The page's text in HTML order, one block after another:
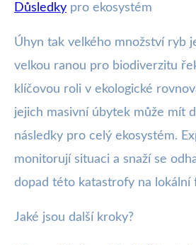
Důsledky pro ekosystém
Úhyn tak velkého množství ryb
velkou ranou pro biodiverzitu
klíčovou roli v ekologické
jejich masivní úbytek může mít
následky pro celý ekosystém.
monitorují situaci a snaží se
dopad této katastrofy na lokální
Jaké jsou další kroky?